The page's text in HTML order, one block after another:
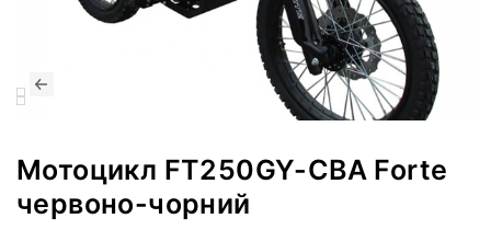
Мотоцикл FT250GY-CBA Forte
червоно-чорний